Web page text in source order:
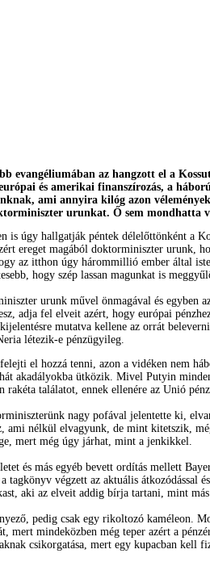
evangéliumában az hangzott el a
és amerikai finanszírozás, a
ami annyira kilóg azon
urunkat. Ő sem mondhatta
is úgy hallgatják péntek délelőttönként a
ereget magából doktorminiszter urunk,
az itthon úgy hárommillió ember által
hogy szép lassan magunkat is
urunk művel önmagával és egyben
adja fel elveit azért, hogy európai
mutatva kellene az orrát
létezik-e pénzügyileg.
el hozzá tenni, azon a vidéken nem
akadályokba ütközik. Mivel Putyin
találatot, ennek ellenére az Unió
nagy pofával jelentette ki,
nélkül elvagyunk, de mint kitetszik,
mert még úgy járhat, mint a jenkikkel.
és más egyéb bevett ordítás mellett
végzett az aktuális
aki az elveit addig bírja tartani, mint más
pedig csak egy rikoltozó kaméleon.
mindeközben még teper azért a
csikorgatása, mert egy kupacban kell